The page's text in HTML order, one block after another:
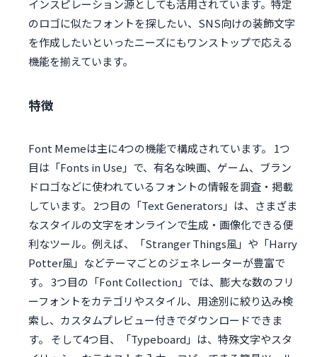
インスピレーション源としても活用されています。特定
のロゴに似たフォントを探したい、SNS向けの装飾文字
を作成したいといったニーズにもワンストップで応える
機能を揃えています。
特徴
Font Memeは主に4つの機能で構成されています。 1つ
目は「Fonts in Use」で、有名な映画、ゲーム、ブラン
ドロゴなどに使われているフォントの情報を調査・掲載
しています。 2つ目の「Text Generators」は、さまざま
なスタイルの文字をオンラインで生成・画像化できる便
利なツール。例えば、「Stranger Things風」や「Harry
Potter風」などテーマごとのジェネレーターが豊富で
す。 3つ目の「Font Collection」では、膨大な数のフリ
ーフォントをカテゴリやスタイル、用途別に絞り込み検
索し、カスタムプレビュー付きでダウンロードできま
す。 そして4つ目、「Typeboard」は、特殊文字やスタ